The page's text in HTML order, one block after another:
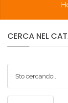
CERCA NEL